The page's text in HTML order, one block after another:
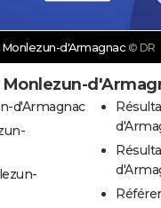
d'Armagnac © DR
d'Armagnac